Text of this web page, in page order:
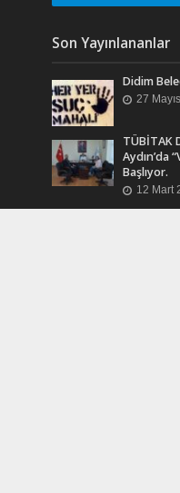
Son Yayınlananlar
Didim
27
TÜBİTAK
Aydın’da
Başlıyor.
12 Mart